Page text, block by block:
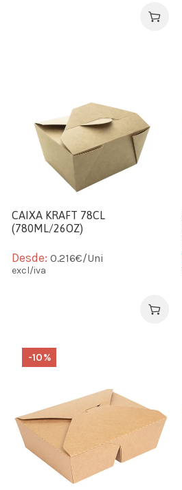
CAIXA KRAFT 78CL
(780ML/26OZ)
Desde:0.216€/Uni
excl/iva
-10%